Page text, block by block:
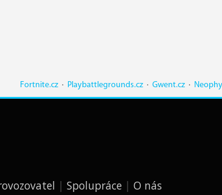
Fortnite.cz · Playbattlegrounds.cz · Gwent.cz ·
Spolupráce O nás